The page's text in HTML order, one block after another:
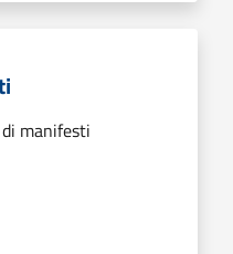
manifesti